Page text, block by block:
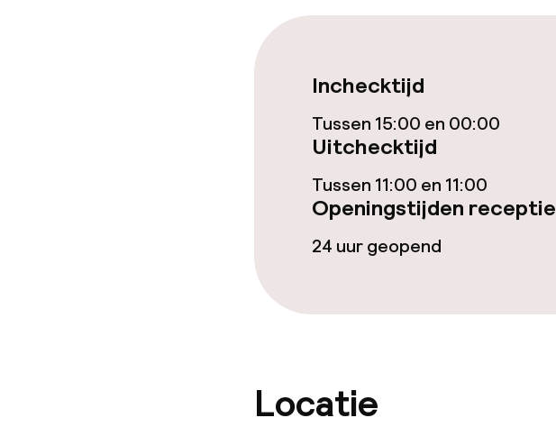
Eet- en drinkdiensten
Ontbijtbuffet
Lunch à la carte
Schoonmaakvoorzieningen
Zakelijke faciliteiten
Inchecktijd
Tussen 15:00 en 00:00
Uitchecktijd
Tussen 11:00 en 11:00
Openingstijden receptie
24 uur geopend
Locatie